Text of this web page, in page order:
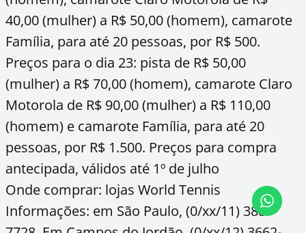
40,00 (mulher) a R$ 50,00 (homem), camarote
Família, para até 20 pessoas, por R$ 500.
Preços para o dia 23: pista de R$ 50,00
(mulher) a R$ 70,00 (homem), camarote Claro
Motorola de R$ 90,00 (mulher) a R$ 110,00
(homem) e camarote Família, para até 20
pessoas, por R$ 1.500. Preços para compra
antecipada, válidos até 1º de julho
Onde comprar: lojas World Tennis
Informações: em São Paulo, (0/xx/11) 3887-